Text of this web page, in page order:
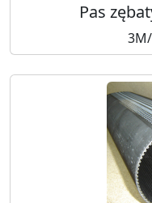
Pas